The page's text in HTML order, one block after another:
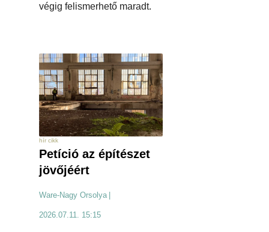
végig felismerhető maradt.
hír cikk
Petíció az építészet
jövőjéért
Ware-Nagy Orsolya |
2026.07.11. 15:15